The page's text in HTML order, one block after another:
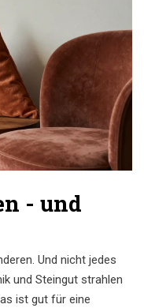
- und
Und nicht jedes
und Steingut strahlen
ist gut für eine